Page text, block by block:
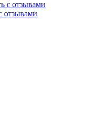
отзывами